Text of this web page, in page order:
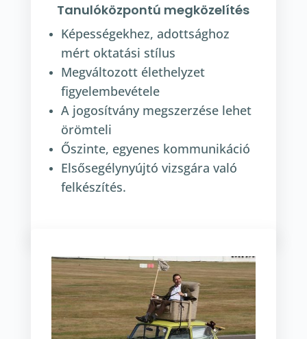
Tanulóközpontú megközelítés
Képességekhez, adottsághoz
mért oktatási stílus
Megváltozott élethelyzet
figyelembevétele
A jogosítvány megszerzése lehet
örömteli
Őszinte, egyenes kommunikáció
Elsősegélynyújtó vizsgára való
felkészítés.